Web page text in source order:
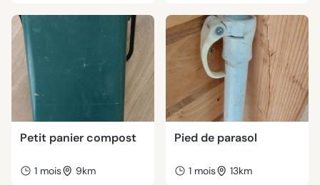
Petit panier compost
1 mois 9km
Pied de parasol
1 mois 13km